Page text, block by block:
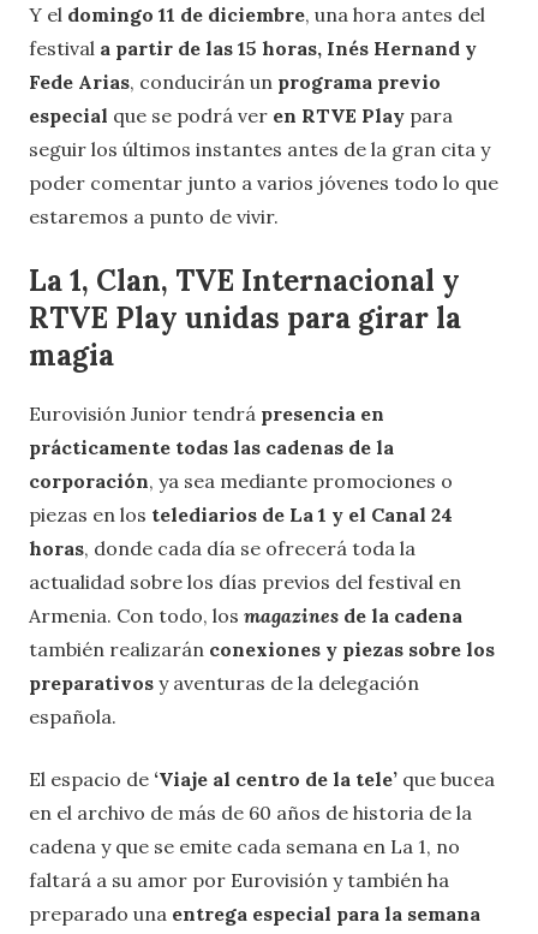
Y el domingo 11 de diciembre, una hora antes del
festival a partir de las 15 horas, Inés Hernand y
Fede Arias, conducirán un programa previo
especial que se podrá ver en RTVE Play para
seguir los últimos instantes antes de la gran cita y
poder comentar junto a varios jóvenes todo lo que
estaremos a punto de vivir.
La 1, Clan, TVE Internacional y
RTVE Play unidas para girar la
magia
Eurovisión Junior tendrá presencia en
prácticamente todas las cadenas de la
corporación, ya sea mediante promociones o
piezas en los telediarios de La 1 y el Canal 24
horas, donde cada día se ofrecerá toda la
actualidad sobre los días previos del festival en
Armenia. Con todo, los magazines de la cadena
también realizarán conexiones y piezas sobre los
preparativos y aventuras de la delegación
española.
El espacio de ‘Viaje al centro de la tele’ que bucea
en el archivo de más de 60 años de historia de la
cadena y que se emite cada semana en La 1, no
faltará a su amor por Eurovisión y también ha
preparado una entrega especial para la semana